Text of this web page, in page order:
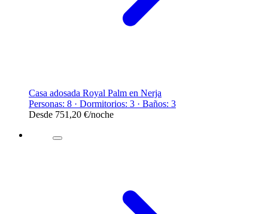
Casa adosada Royal Palm en Nerja
Personas: 8 · Dormitorios: 3 · Baños: 3
Desde 751,20 €/noche